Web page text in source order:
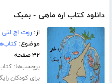
دانلود کتاب اره ماهی - بمبک
از:روت اچ لنی
موضوع:
۳۲ صفحه
برچسب‌ها:
برای کودکان